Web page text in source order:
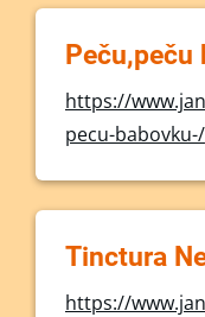
https://
pecu-babovku-/
Tinctura
https://